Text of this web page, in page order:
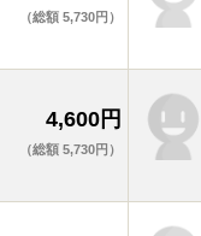
（総額 5,730円）
4,600円
（総額 5,730円）